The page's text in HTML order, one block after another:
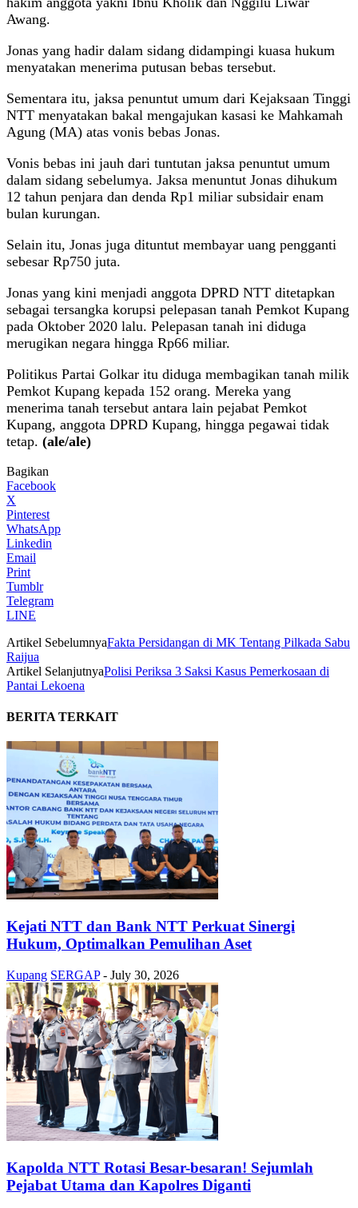
Awang.
Jonas yang hadir dalam sidang didampingi kuasa hukum
menyatakan menerima putusan bebas tersebut.
Sementara itu, jaksa penuntut umum dari Kejaksaan Tinggi
NTT menyatakan bakal mengajukan kasasi ke Mahkamah
Agung (MA) atas vonis bebas Jonas.
Vonis bebas ini jauh dari tuntutan jaksa penuntut umum
dalam sidang sebelumya. Jaksa menuntut Jonas dihukum
12 tahun penjara dan denda Rp1 miliar subsidair enam
bulan kurungan.
Selain itu, Jonas juga dituntut membayar uang pengganti
sebesar Rp750 juta.
Jonas yang kini menjadi anggota DPRD NTT ditetapkan
sebagai tersangka korupsi pelepasan tanah Pemkot Kupang
pada Oktober 2020 lalu. Pelepasan tanah ini diduga
merugikan negara hingga Rp66 miliar.
Politikus Partai Golkar itu diduga membagikan tanah milik
Pemkot Kupang kepada 152 orang. Mereka yang
menerima tanah tersebut antara lain pejabat Pemkot
Kupang, anggota DPRD Kupang, hingga pegawai tidak
tetap. (ale/ale)
Bagikan
Facebook
X
Pinterest
WhatsApp
Linkedin
Email
Print
Tumblr
Telegram
LINE
Artikel SebelumnyaFakta Persidangan di MK Tentang Pilkada Sabu
Raijua
Artikel SelanjutnyaPolisi Periksa 3 Saksi Kasus Pemerkosaan di
Pantai Lekoena
BERITA TERKAIT
Kejati NTT dan Bank NTT Perkuat Sinergi
Hukum, Optimalkan Pemulihan Aset
Kupang SERGAP - July 30, 2026
Kapolda NTT Rotasi Besar-besaran! Sejumlah
Pejabat Utama dan Kapolres Diganti